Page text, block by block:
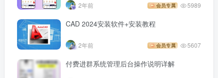
2年前 会员专属 5989
CAD 2024安装软件+安装教程
2年前 会员专属 5607
付费进群系统管理后台操作说明详解